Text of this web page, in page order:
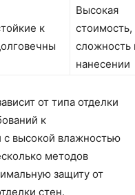
к
Высокая
стоимость,
сложность
нанесении
от типа отделки
к
высокой влажностью
методов
защиту от
стен.